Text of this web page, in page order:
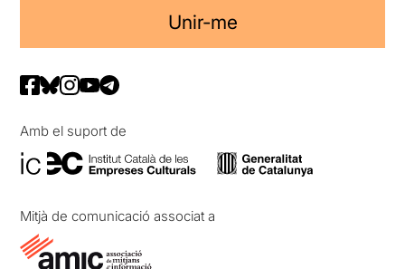
Unir-me
Amb el suport de
Mitjà de comunicació associat a